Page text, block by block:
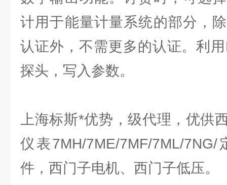
计用于能量计量系统的部分，
认证外，不需更多的认证。利
探头，写入参数。
上海标斯*优势，级代理，优供
仪表7MH/7ME/7MF/7ML/
件，西门子电机、西门子低压。